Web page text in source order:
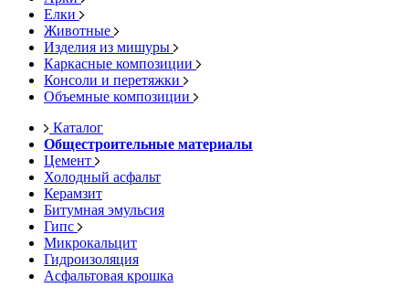
Елки
Животные
Изделия из мишуры
Каркасные композиции
Консоли и перетяжки
Объемные композиции
Каталог
Общестроительные материалы
Цемент
Холодный асфальт
Керамзит
Битумная эмульсия
Гипс
Микрокальцит
Гидроизоляция
Асфальтовая крошка